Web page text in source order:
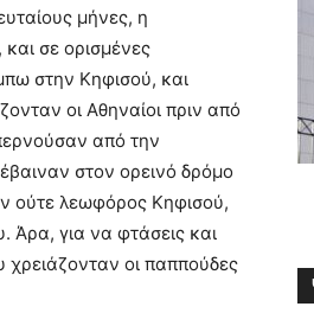
μήνες, η
σε ορισμένες
στην Κηφισού, και
οι Αθηναίοι πριν από
από την
στον ορεινό δρόμο
ούτε λεωφόρος Κηφισού,
για να φτάσεις και
χρειάζονταν οι παππούδες